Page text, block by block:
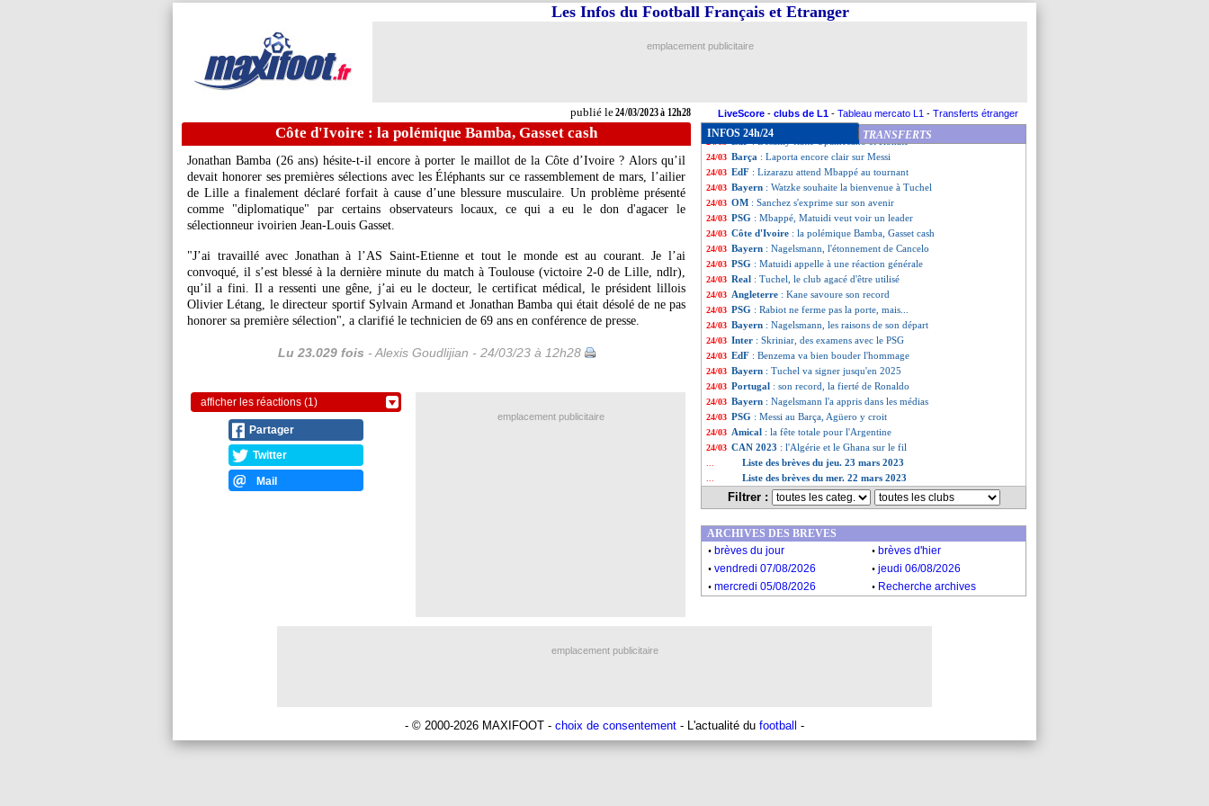
publié le24/03/2023 à 12h28
Les Infos du Football Français et Etranger
emplacement publicitaire
LiveScore - clubs de L1 - Tableau mercato L1 - Transferts étranger
Côte d'Ivoire : la polémique Bamba, Gasset cash
Jonathan Bamba (26 ans) hésite-t-il encore à porter le maillot de la Côte d’Ivoire ? Alors qu’il
devait honorer ses premières sélections avec les Éléphants sur ce rassemblement de mars, l’ailier
de Lille a finalement déclaré forfait à cause d’une blessure musculaire. Un problème présenté
comme "diplomatique" par certains observateurs locaux, ce qui a eu le don d'agacer le
sélectionneur ivoirien Jean-Louis Gasset.
"J’ai travaillé avec Jonathan à l’AS Saint-Etienne et tout le monde est au courant. Je l’ai
convoqué, il s’est blessé à la dernière minute du match à Toulouse (victoire 2-0 de Lille, ndlr),
qu’il a fini. Il a ressenti une gêne, j’ai eu le docteur, le certificat médical, le président lillois
Olivier Létang, le directeur sportif Sylvain Armand et Jonathan Bamba qui était désolé de ne pas
honorer sa première sélection", a clarifié le technicien de 69 ans en conférence de presse.
Lu 23.029 fois - Alexis Goudlijian - 24/03/23 à 12h28
afficher les réactions (1)
Partager
Twitter
Mail
INFOS 24h/24 TRANSFERTS
24/03 EdF: Rabiot veut devenir un leader
24/03 OM: Ünder explique sa transformation
24/03 Tigres
24/03 Man Utd : Rashford attend les nouveaux patrons
24/03 Bayern: Nagelsmann, l'hommage de Kimmich
: Desailly flatte Upamecano et Konaté
24/03 Barça : Laporta encore clair sur Messi
24/03 EdF : Lizarazu attend Mbappé au tournant
24/03 Bayern : Watzke souhaite la bienvenue à Tuchel
24/03 OM : Sanchez s'exprime sur son avenir
24/03 PSG : Mbappé, Matuidi veut voir un leader
24/03 Côte d'Ivoire : la polémique Bamba, Gasset cash
24/03 Bayern : Nagelsmann, l'étonnement de Cancelo
24/03 PSG : Matuidi appelle à une réaction générale
24/03 Real : Tuchel, le club agacé d'être utilisé
24/03 Angleterre : Kane savoure son record
24/03 PSG : Rabiot ne ferme pas la porte, mais...
24/03 Bayern : Nagelsmann, les raisons de son départ
24/03 Inter : Skriniar, des examens avec le PSG
24/03 EdF : Benzema va bien bouder l'hommage
24/03 Bayern : Tuchel va signer jusqu'en 2025
24/03 Portugal : son record, la fierté de Ronaldo
24/03 Bayern : Nagelsmann l'a appris dans les médias
24/03 PSG : Messi au Barça, Agüero y croit
24/03 Amical : la fête totale pour l'Argentine
24/03 CAN 2023 : l'Algérie et le Ghana sur le fil
Liste des brèves du jeu. 23 mars 2023
Liste des brèves du mer. 22 mars 2023
Filtrer :
emplacement publicitaire
ARCHIVES DES BREVES
. brèves du jour . brèves d'hier
. vendredi 07/08/2026 . jeudi 06/08/2026
. mercredi 05/08/2026 . Recherche archives
emplacement publicitaire
- © 2000-2026 MAXIFOOT - choix de consentement - L'actualité du football -